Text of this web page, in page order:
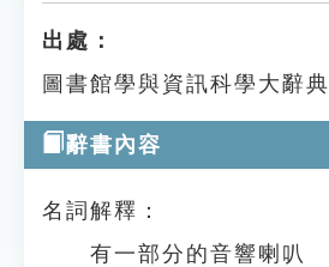
出處：
圖書館學與資訊科學大辭典
辭書內容
名詞解釋：
有一部分的音響喇叭